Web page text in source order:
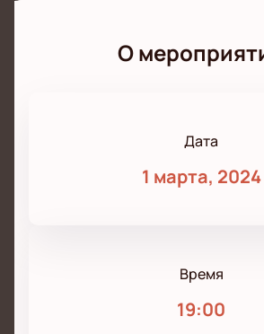
О
Дата
1 марта, 2024
Время
19:00